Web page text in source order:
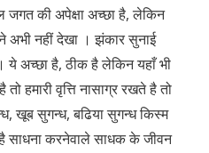
जगत की अपेक्षा अच्छा है, लेकिन
अभी नहीं देखा । झंकार सुनाई
ये अच्छा है, ठीक है लेकिन यहाँ भी
हमारी वृत्ति नासाग्र रखते है तो
खूब सुगन्ध, बढिया सुगन्ध किस्म
साधना करनेवाले साधक के जीवन